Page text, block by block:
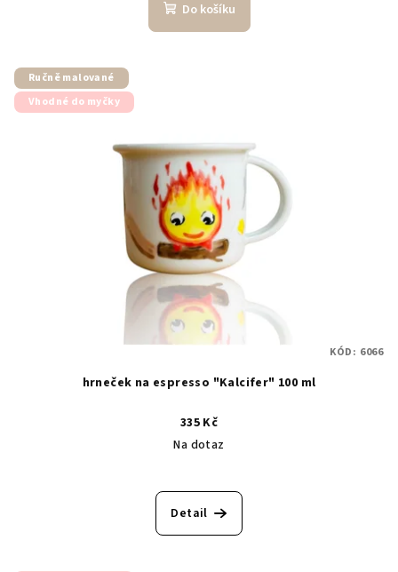
Do košíku
Ručně malované
Vhodné do myčky
hrneček na espresso "Kalcifer" 100 ml
335 Kč
Na dotaz
Detail
KÓD: 6066